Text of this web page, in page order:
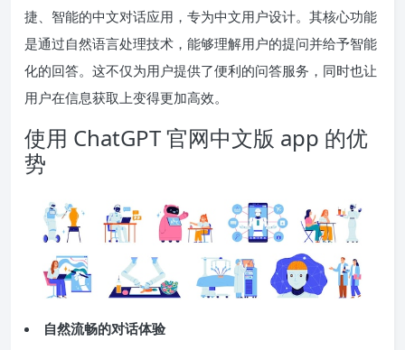
捷、智能的中文对话应用，专为中文用户设计。其核心功能
是通过自然语言处理技术，能够理解用户的提问并给予智能
化的回答。这不仅为用户提供了便利的问答服务，同时也让
用户在信息获取上变得更加高效。
使用 ChatGPT 官网中文版 app 的优
势
自然流畅的对话体验